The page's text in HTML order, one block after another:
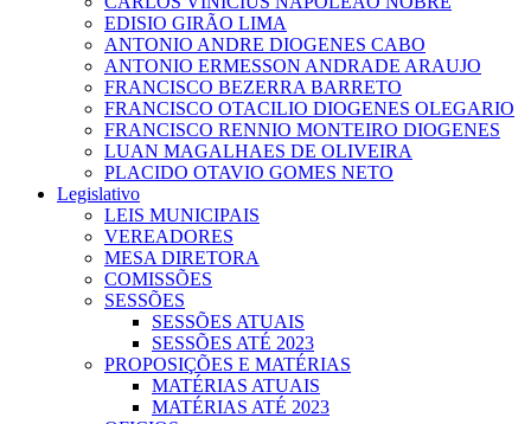
EDISIO GIRÃO LIMA
ANTONIO ANDRE DIOGENES CABO
ANTONIO ERMESSON ANDRADE ARAUJO
FRANCISCO BEZERRA BARRETO
FRANCISCO OTACILIO DIOGENES OLEGARIO
FRANCISCO RENNIO MONTEIRO DIOGENES
LUAN MAGALHAES DE OLIVEIRA
PLACIDO OTAVIO GOMES NETO
Legislativo
LEIS MUNICIPAIS
VEREADORES
MESA DIRETORA
COMISSÕES
SESSÕES
SESSÕES ATUAIS
SESSÕES ATÉ 2023
PROPOSIÇÕES E MATÉRIAS
MATÉRIAS ATUAIS
MATÉRIAS ATÉ 2023